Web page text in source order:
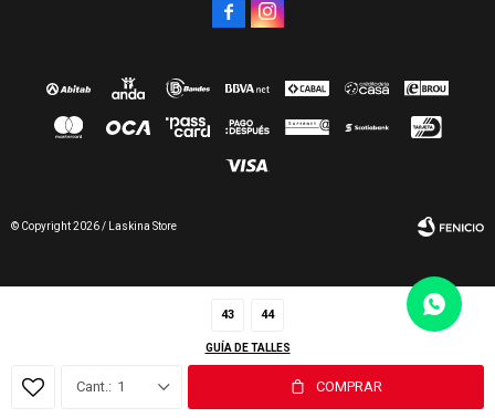
43 44
GUÍA DE TALLES
1 COMPRAR
 
© Copyright 2026 / Laskina Store